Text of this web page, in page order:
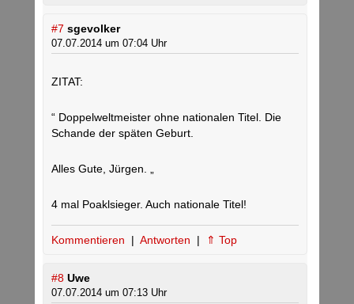
#7 sgevolker
07.07.2014 um 07:04 Uhr
ZITAT:
“ Doppelweltmeister ohne nationalen Titel. Die
Schande der späten Geburt.
Alles Gute, Jürgen. „
4 mal Poaklsieger. Auch nationale Titel!
Kommentieren | Antworten | ⇑ Top
#8 Uwe
07.07.2014 um 07:13 Uhr